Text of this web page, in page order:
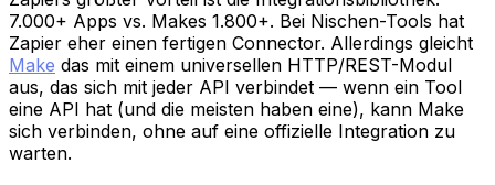
7.000+ Apps vs. Makes 1.800+. Bei Nischen-Tools hat
Zapier eher einen fertigen Connector. Allerdings gleicht
Make das mit einem universellen HTTP/REST-Modul
aus, das sich mit jeder API verbindet — wenn ein Tool
eine API hat (und die meisten haben eine), kann Make
sich verbinden, ohne auf eine offizielle Integration zu
warten.